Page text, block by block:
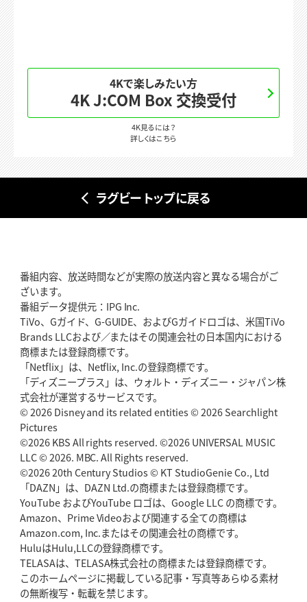
4Kで楽しみたい方
4K J:COM Box 交換受付
4K見るには？
詳しくはこちら
ラグビー トップに戻る
番組内容、放送時間などが実際の放送内容と異なる場合がご
ざいます。
番組データ提供元：IPG Inc.
TiVo、Gガイド、G-GUIDE、およびGガイドロゴは、米国TiVo
Brands LLCおよび／またはその関連会社の日本国内における
商標または登録商標です。
「Netflix」は、Netflix, Inc.の登録商標です。
「ディズニープラス」は、ウォルト・ディズニー・ジャパン株
式会社が運営するサービスです。
© 2026 Disney and its related entities © 2026 Searchlight
Pictures
©2026 KBS All rights reserved. ©2026 UNIVERSAL MUSIC
LLC © 2026. MBC. All Rights reserved.
©2026 20th Century Studios © KT StudioGenie Co., Ltd
「DAZN」は、DAZN Ltd.の商標または登録商標です。
YouTube およびYouTube ロゴは、Google LLC の商標です。
Amazon、Prime Videoおよび関連する全ての商標は
Amazon.com, Inc.またはその関連会社の商標です。
HuluはHulu,LLCの登録商標です。
TELASAは、TELASA株式会社の商標または登録商標です。
このホームページに掲載している記事・写真等あらゆる素材
の無断複写・転載を禁じます。